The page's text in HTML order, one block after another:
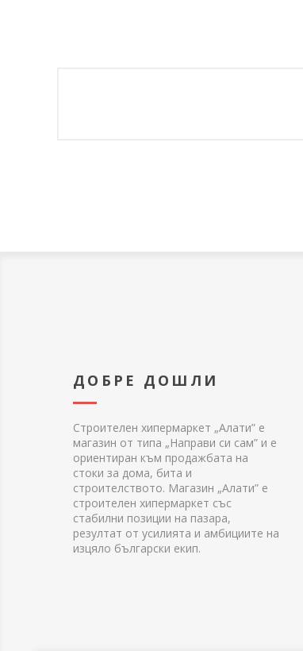
ДОБРЕ ДОШЛИ
Строителен хипермаркет „Алати” е
магазин от типа „Направи си сам” и е
ориентиран към продажбата на
стоки за дома, бита и
строителството. Магазин „Алати” е
строителен хипермаркет със
стабилни позиции на пазара,
резултат от усилията и амбициите на
изцяло български екип.